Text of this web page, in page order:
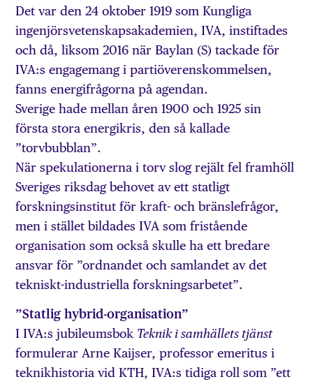
Det var den 24 oktober 1919 som Kungliga
ingenjörsvetenskapsakademien, IVA, instiftades
och då, liksom 2016 när Baylan (S) tackade för
IVA:s engagemang i partiöverenskommelsen,
fanns energifrågorna på agendan.
Sverige hade mellan åren 1900 och 1925 sin
första stora energikris, den så kallade
”torvbubblan”.
När spekulationerna i torv slog rejält fel framhöll
Sveriges riksdag behovet av ett statligt
forskningsinstitut för kraft- och bränslefrågor,
men i stället bildades IVA som fristående
organisation som också skulle ha ett bredare
ansvar för ”ordnandet och samlandet av det
tekniskt-industriella forskningsarbetet”.
”Statlig hybrid-organisation”
I IVA:s jubileumsbok Teknik i samhällets tjänst
formulerar Arne Kaijser, professor emeritus i
teknikhistoria vid KTH, IVA:s tidiga roll som ”ett